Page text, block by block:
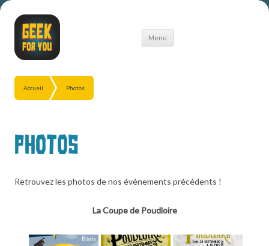
Menu
Aller
Accueil Photos
Photos
Retrouvez les photos de nos événements précédents !
La Coupe de Poudloire